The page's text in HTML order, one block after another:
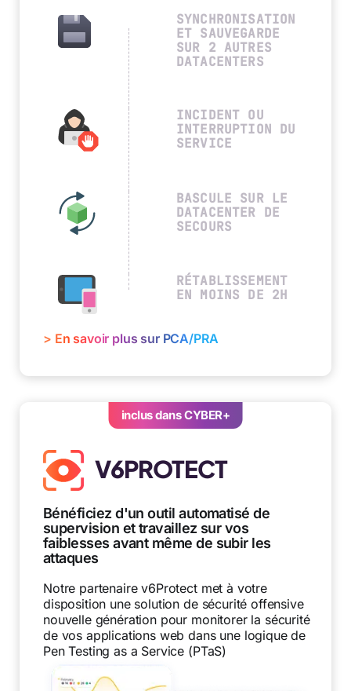
SYNCHRONISATION
ET SAUVEGARDE
SUR 2 AUTRES
DATACENTERS
INCIDENT OU
INTERRUPTION DU
SERVICE
BASCULE SUR LE
DATACENTER DE
SECOURS
RÉTABLISSEMENT
EN MOINS DE 2H
> En savoir plus sur PCA/PRA
inclus dans CYBER+
V6PROTECT
Bénéficiez d'un outil automatisé de
supervision et travaillez sur vos
faiblesses avant même de subir les
attaques
Notre partenaire v6Protect met à votre
disposition une solution de sécurité offensive
nouvelle génération pour monitorer la sécurité
de vos applications web dans une logique de
Pen Testing as a Service (PTaS)